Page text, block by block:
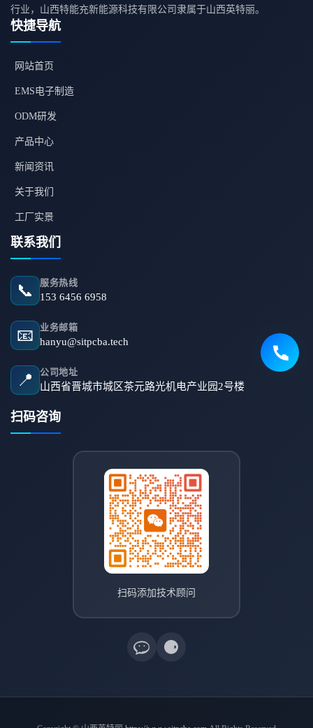
行业，山西特能充新能源科技有限公司隶属于山西英特丽。
快捷导航
网站首页
EMS电子制造
ODM研发
产品中心
新闻资讯
关于我们
工厂实景
联系我们
📞 服务热线
153 6456 6958
📧 业务邮箱
hanyu@sitpcba.tech
📍 公司地址
山西省晋城市城区茶元路光机电产业园2号楼
扫码咨询
扫码添加技术顾问